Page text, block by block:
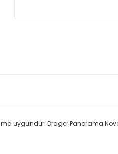
uygundur. Drager Panorama